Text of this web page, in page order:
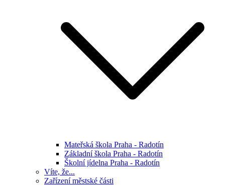
Mateřská škola Praha - Radotín
Základní škola Praha - Radotín
Školní jídelna Praha - Radotín
Víte, že...
Zařízení městské části